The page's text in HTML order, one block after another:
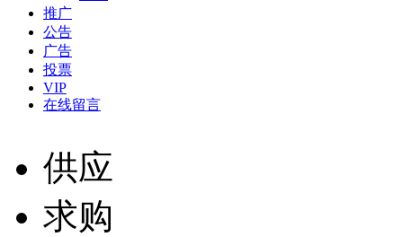
推广
公告
广告
投票
VIP
在线留言
供应
求购